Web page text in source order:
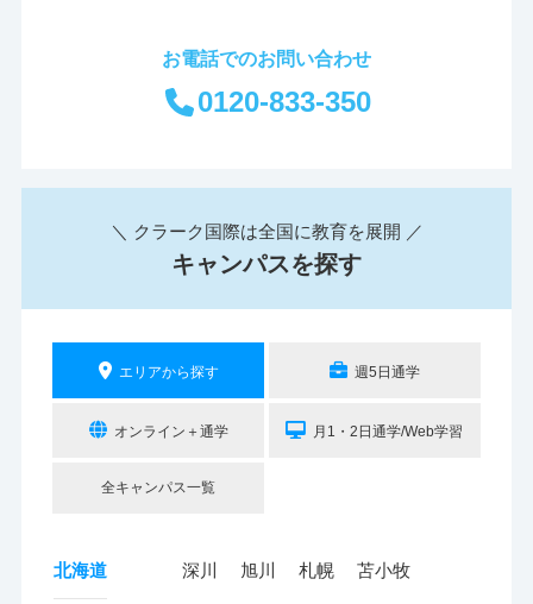
お電話でのお問い合わせ
0120-833-350
＼ クラーク国際は全国に教育を展開 ／
キャンパスを探す
エリアから探す 週5日通学
オンライン＋通学 月1・2日通学/Web学習
全キャンパス一覧
北海道 深川 旭川 札幌 苫小牧